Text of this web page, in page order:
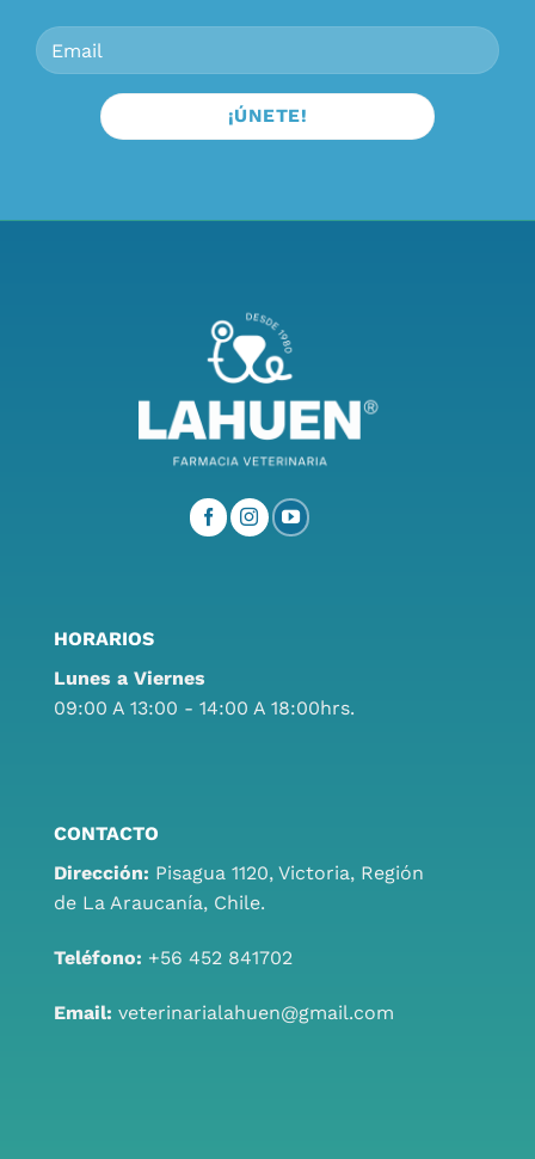
HORARIOS
Lunes a Viernes
09:00 A 13:00 - 14:00 A 18:00hrs.
CONTACTO
Dirección: Pisagua 1120, Victoria, Región
de La Araucanía, Chile.
Teléfono: +56 452 841702
Email: veterinarialahuen@gmail.com